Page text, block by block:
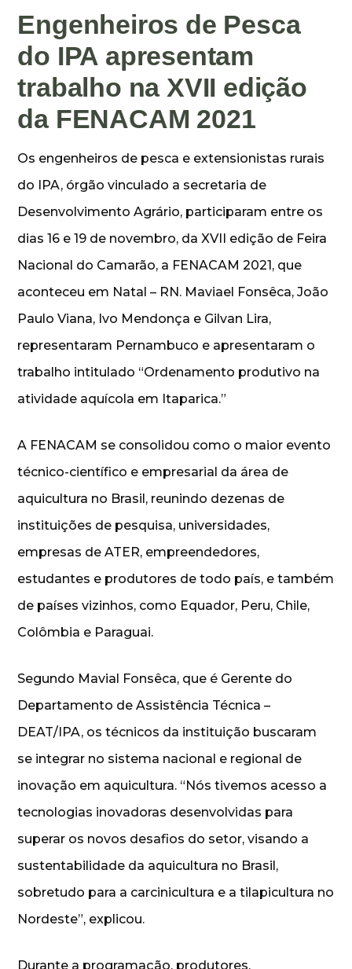
Engenheiros de Pesca
do IPA apresentam
trabalho na XVII edição
da FENACAM 2021
Os engenheiros de pesca e extensionistas rurais
do IPA, órgão vinculado a secretaria de
Desenvolvimento Agrário, participaram entre os
dias 16 e 19 de novembro, da XVII edição de Feira
Nacional do Camarão, a FENACAM 2021, que
aconteceu em Natal – RN. Maviael Fonsêca, João
Paulo Viana, Ivo Mendonça e Gilvan Lira,
representaram Pernambuco e apresentaram o
trabalho intitulado “Ordenamento produtivo na
atividade aquícola em Itaparica.”
A FENACAM se consolidou como o maior evento
técnico-científico e empresarial da área de
aquicultura no Brasil, reunindo dezenas de
instituições de pesquisa, universidades,
empresas de ATER, empreendedores,
estudantes e produtores de todo país, e também
de países vizinhos, como Equador, Peru, Chile,
Colômbia e Paraguai.
Segundo Mavial Fonsêca, que é Gerente do
Departamento de Assistência Técnica –
DEAT/IPA, os técnicos da instituição buscaram
se integrar no sistema nacional e regional de
inovação em aquicultura. “Nós tivemos acesso a
tecnologias inovadoras desenvolvidas para
superar os novos desafios do setor, visando a
sustentabilidade da aquicultura no Brasil,
sobretudo para a carcinicultura e a tilapicultura no
Nordeste”, explicou.
Durante a programação, produtores,